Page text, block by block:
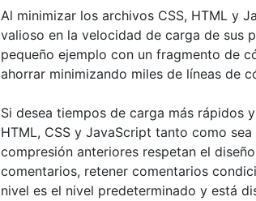
Al minimizar los archivos CSS, HTML y
valioso en la velocidad de carga de sus
pequeño ejemplo con un fragmento de
ahorrar minimizando miles de líneas de
Si desea tiempos de carga más rápidos
HTML, CSS y JavaScript tanto como
compresión anteriores respetan el
comentarios, retener comentarios
nivel es el nivel predeterminado y está